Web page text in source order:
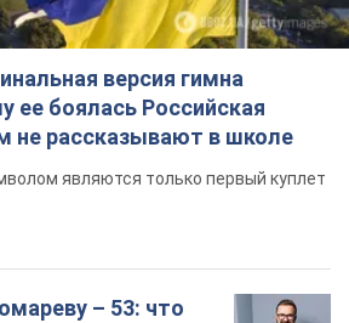
версия гимна
ее боялась Российская
не рассказывают в школе
являются только первый куплет
– 53: что